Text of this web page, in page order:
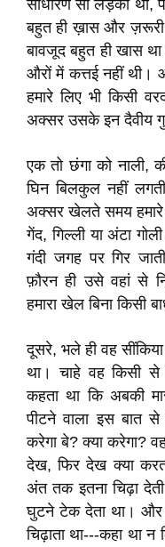
साधारण सा लड़का था,
बहुत ही ख़ास और
बावजूद बहुत ही खास
औरों में कत्तई नहीं थी।
हमारे लिए भी किसी
अक्सर उसके इन दैवीय
एक तो छंगा को
घिन बिलकुल नहीं
अक्सर खेलते समय हमारे
गेंद, गिल्ली या अंटा
गंदी जगह पर गिर
फ़ौरन ही उसे वहां से
हमारा खेल बिना किसी
दूसरे, भले ही वह सींकिया
था। चाहे वह किसी से
कहता था कि अबकी
पीटने वाला इस बात
करेगा बे? क्या करेगा?
देख, फिर देख क्या
अंत तक इतना चिढ़ा
घुटने टेक देता था। और
चिढ़ाता था---कहा था